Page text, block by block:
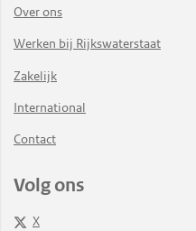
Over ons
Werken bij Rijkswaterstaat
Zakelijk
International
Contact
Volg ons
X